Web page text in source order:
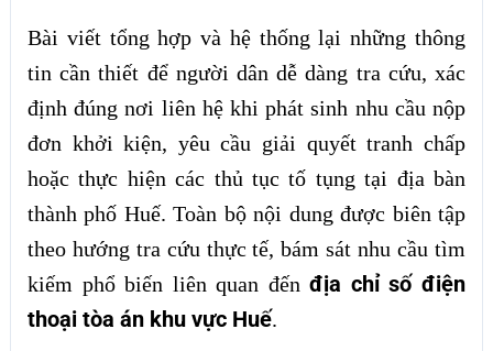
Bài viết tổng hợp và hệ thống lại những thông
tin cần thiết để người dân dễ dàng tra cứu, xác
định đúng nơi liên hệ khi phát sinh nhu cầu nộp
đơn khởi kiện, yêu cầu giải quyết tranh chấp
hoặc thực hiện các thủ tục tố tụng tại địa bàn
thành phố Huế. Toàn bộ nội dung được biên tập
theo hướng tra cứu thực tế, bám sát nhu cầu tìm
kiếm phổ biến liên quan đếnđịa chỉ số điện
thoại tòa án khu vực Huế.